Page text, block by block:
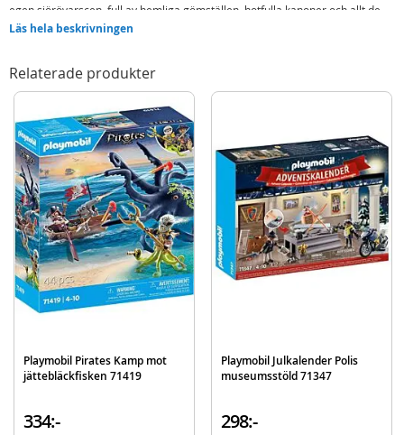
egen sjörövarscen, full av hemliga gömställen, hotfulla kanoner och allt de
behöver för att skydda sin skatt. Detta set är perfekt för små äventyrare som
Innehåller:
2 piratfigurer
Skattkista med guld och juveler
Kanon och vapen
Karta och andra sjörövarskatter
Tillbehör för att bygga en komplett sjörövarscen
Detaljer:
Ålder: från 4 år
Antal delar: 91
Med Playmobil Adventskalender: Pirater får barnen ett spännande sätt att
Mer
information
Modell 71636
Läs hela beskrivningen
Relaterade produkter
Playmobil Pirates Kamp mot
jättebläckfisken 71419
334:-
Playmobil Julkalender Polis
museumsstöld 71347
298:-